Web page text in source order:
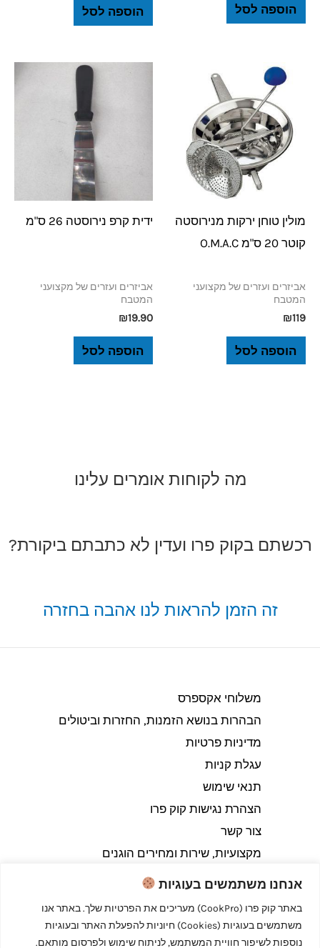
אנחנו משתמשים בעוגיות
באתר קוק פרו (CookPro) מעריכים את הפרטיות שלך. באתר אנו
משתמשים בעוגיות (Cookies) חיוניות להפעלת האתר ובעוגיות
נוספות לשיפור חוויית המשתמש, לניתוח שימוש ולפרסום מותאם.
הוספה לסל הוספה לסל
מולין טוחן ירקות מנירוסטה
קוטר 20 ס"מ O.M.A.C
אביזרים ועזרים של מקצועני
המטבח
₪119
הוספה לסל
ידית קרפ נירוסטה 26 ס"מ
אביזרים ועזרים של מקצועני
המטבח
₪19.90
הוספה לסל
מה לקוחות אומרים עלינו
רכשתם בקוק פרו ועדין לא כתבתם ביקורת?
זה הזמן להראות לנו אהבה בחזרה
משלוחי אקספרס
הבהרות בנושא הזמנות, החזרות וביטולים​
מדיניות פרטיות
עגלת קניות
תנאי שימוש
הצהרת נגישות קוק פרו
צור קשר
מקצועיות, שירות ומחירים הוגנים
Copyright © 2026 קוק פרו - לבשל כמו מקצוענים